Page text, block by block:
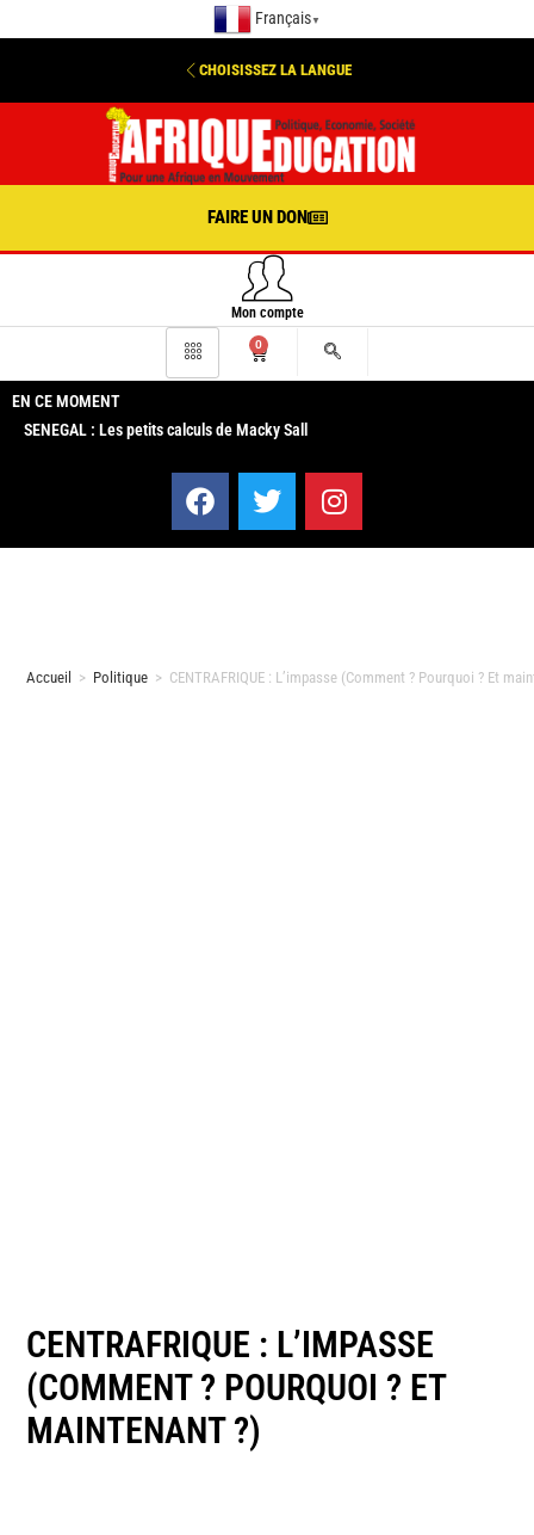
Français ▼
CHOISISSEZ LA LANGUE
FAIRE UN DON
Mon compte
0
EN CE MOMENT
SENEGAL : Les petits calculs de Macky Sall
Accueil > Politique > CENTRAFRIQUE : L’impasse (Comment ? Pourquoi ? Et
CENTRAFRIQUE : L’IMPASSE
(COMMENT ? POURQUOI ? ET
MAINTENANT ?)